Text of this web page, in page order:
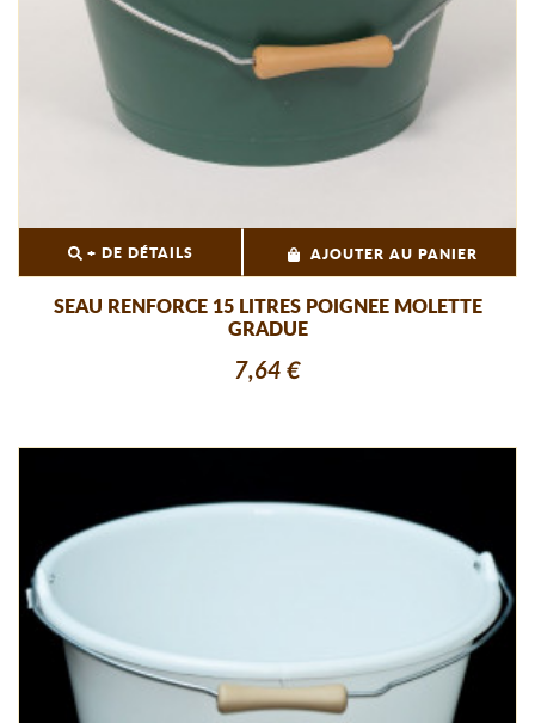
+ DE DÉTAILS AJOUTER AU PANIER
SEAU RENFORCE 15 LITRES POIGNEE MOLETTE
GRADUE
7,64 €